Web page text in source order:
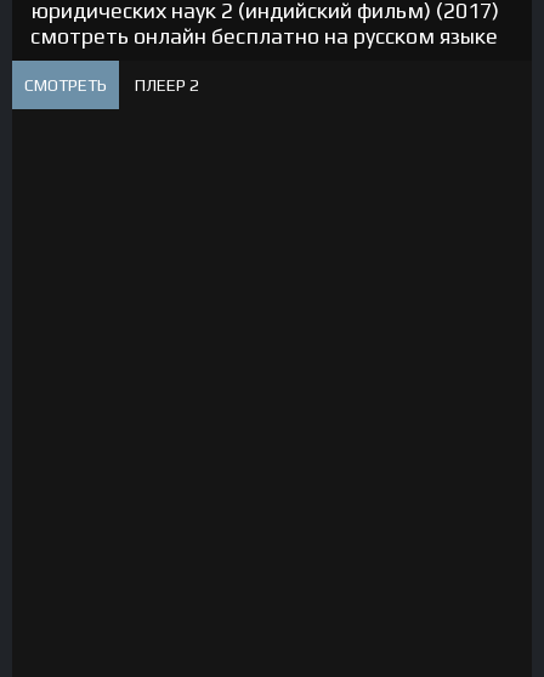
юридических наук 2 (индийский фильм) (2017)
смотреть онлайн бесплатно на русском языке
СМОТРЕТЬ ПЛЕЕР 2